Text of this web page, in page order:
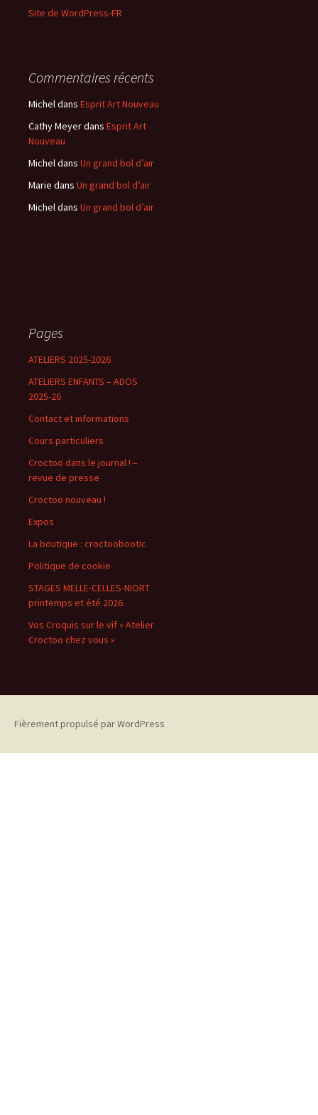
Site de WordPress-FR
Commentaires récents
Micheldans Esprit Art Nouveau
Cathy Meyerdans Esprit Art
Nouveau
Micheldans Un grand bol d’air
Marie dans Un grand bol d’air
Micheldans Un grand bol d’air
Pages
ATELIERS 2025-2026
ATELIERS ENFANTS – ADOS
2025-26
Contact et informations
Cours particuliers
Croctoo dans le journal ! –
revue de presse
Croctoo nouveau !
Expos
La boutique : croctoobootic
Politique de cookie
STAGES MELLE-CELLES-NIORT
printemps et été 2026
Vos Croquis sur le vif « Atelier
Croctoo chez vous »
Fièrement propulsé par WordPress